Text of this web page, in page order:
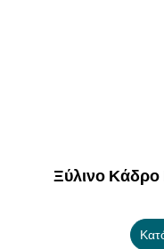
Ξύλινο Κάδρο